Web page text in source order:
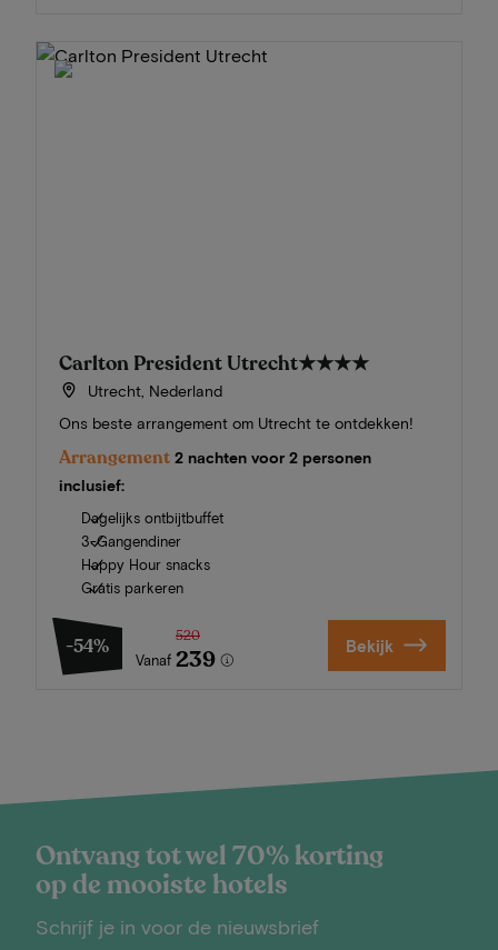
Carlton President Utrecht★★★★
Utrecht, Nederland
Ons beste arrangement om Utrecht te ontdekken!
Arrangement 2 nachten voor 2 personen
inclusief:
Dagelijks ontbijtbuffet
3-Gangendiner
Happy Hour snacks
Gratis parkeren
-54%
Vanaf
520
239 Bekijk
Ontvang tot wel 70% korting
op de mooiste hotels
Schrijf je in voor de nieuwsbrief